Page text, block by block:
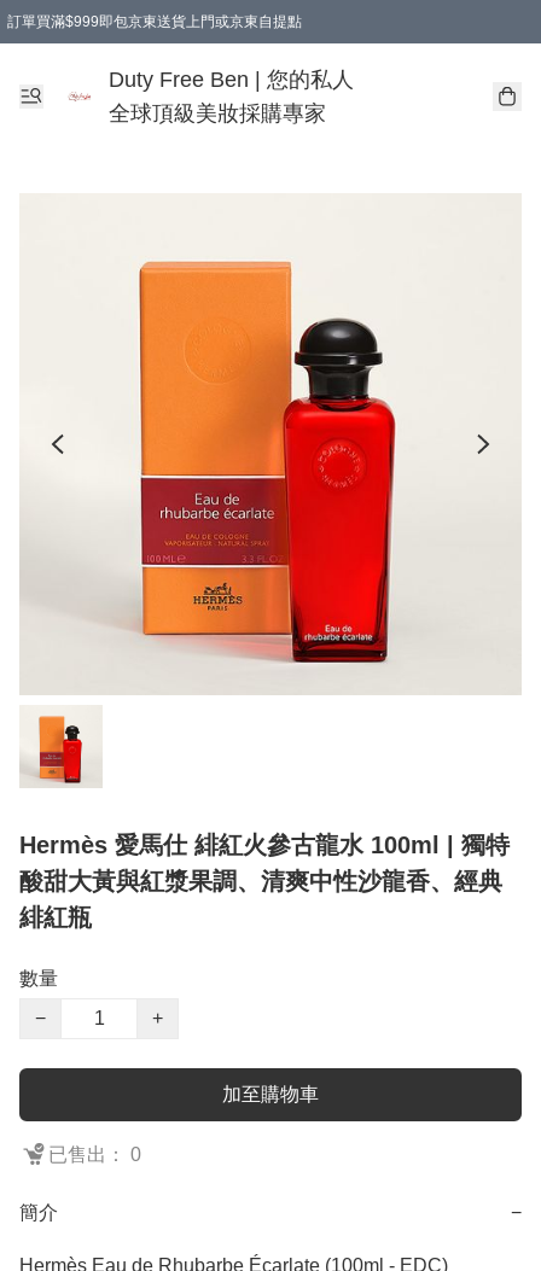
訂單買滿$999即包京東送貨上門或京東自提點
Duty Free Ben | 您的私人
全球頂級美妝採購專家
Hermès 愛馬仕 緋紅火參古龍水 100ml | 獨特
酸甜大黃與紅漿果調、清爽中性沙龍香、經典
緋紅瓶
數量
−
+
加至購物車
已售出： 0
簡介 −
Hermès Eau de Rhubarbe Écarlate (100ml - EDC)